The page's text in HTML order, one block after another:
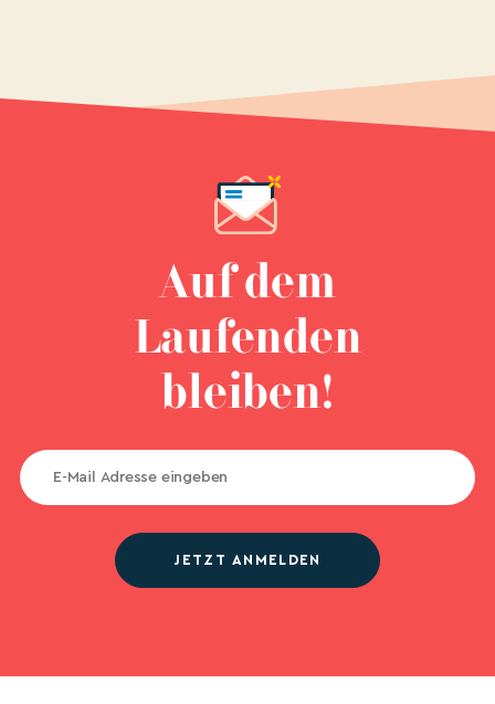
Auf dem
Laufenden
bleiben!
JETZT ANMELDEN